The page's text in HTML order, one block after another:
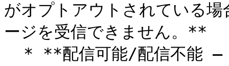
がオプトアウトされている
ージを受信できません。**